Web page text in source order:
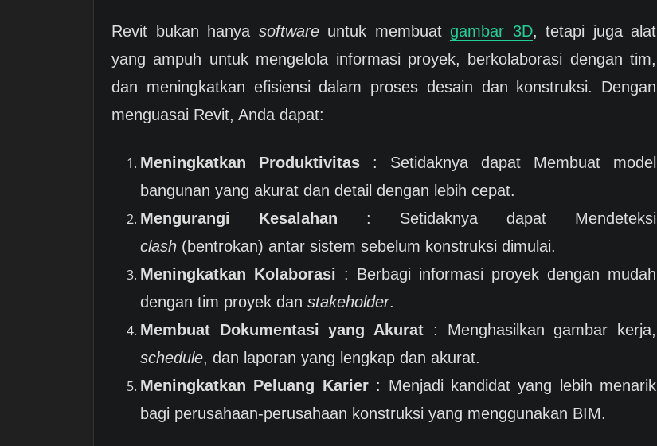
Revit bukan hanya softwareuntuk membuat gambar 3D, tetapi juga alat
yang ampuh untuk mengelola informasi proyek, berkolaborasi dengan tim,
dan meningkatkan efisiensi dalam proses desain dan konstruksi. Dengan
menguasai Revit, Anda dapat:
Meningkatkan Produktivitas : Setidaknya dapat Membuat model
bangunan yang akurat dan detail dengan lebih cepat.
Mengurangi Kesalahan : Setidaknya dapat Mendeteksi
clash (bentrokan) antar sistem sebelum konstruksi dimulai.
Meningkatkan Kolaborasi : Berbagi informasi proyek dengan mudah
dengan tim proyek dan stakeholder.
Membuat Dokumentasi yang Akurat : Menghasilkan gambar kerja,
schedule, dan laporan yang lengkap dan akurat.
Meningkatkan Peluang Karier: Menjadi kandidat yang lebih menarik
bagi perusahaan-perusahaan konstruksi yang menggunakan BIM.